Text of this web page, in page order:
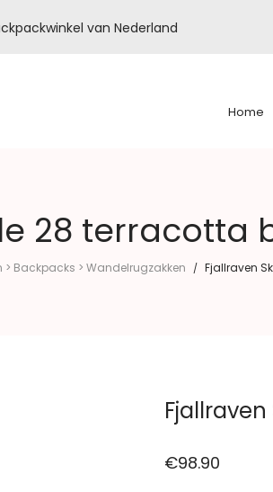
van Nederland
Home
28 terracotta
> Backpacks > Wandelrugzakken / Fjallraven
€98.90